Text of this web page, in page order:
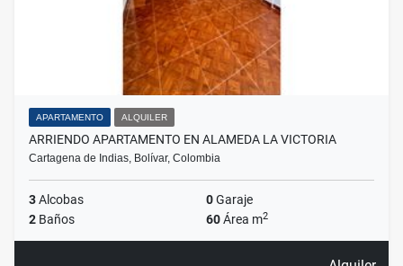
APARTAMENTO ALQUILER
ARRIENDO APARTAMENTO EN ALAMEDA LA VICTORIA
Cartagena de Indias, Bolívar, Colombia
3Alcobas 0Garaje
2 Baños 60Área m2